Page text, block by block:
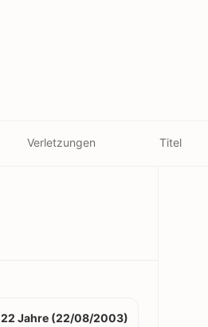
Verletzungen Titel
22 Jahre (22/08/2003)